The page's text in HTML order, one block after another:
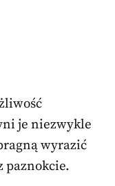
je niezwykle
wyrazić
paznokcie.